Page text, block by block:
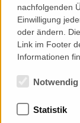
Lars Anders
Mitgliedschaften
nachfolgenden
Einwilligung
oder ändern.
Link im Footer
Informationen
Notwendig
Statistik